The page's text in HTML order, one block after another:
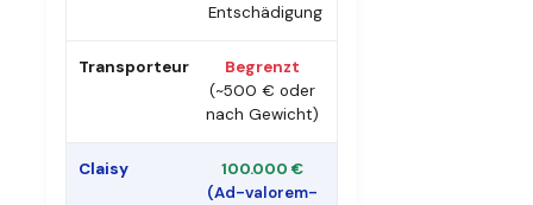
Entschädigung
Begrenzt
(~500 € oder
nach Gewicht)
100.000 €
(Ad-valorem-